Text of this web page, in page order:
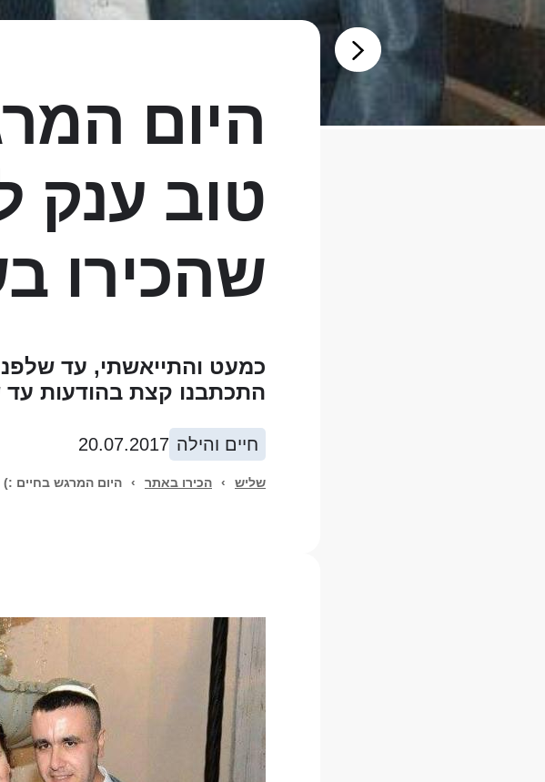
היום
טוב ענק
שהכירו
כמעט והתייאשתי, עד
התכתבנו קצת בהודעות עד
חיים והילה 20.07.2017
שליש › הכירו באתר › היום המרגש בחיים :)